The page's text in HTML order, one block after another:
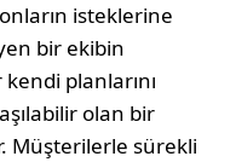
isteklerine
bir ekibin
planlarını
olan bir
Müşterilerle sürekli